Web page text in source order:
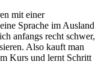
mit einer
Sprache im Ausland
anfangs recht schwer,
Also kauft man
Kurs und lernt Schritt